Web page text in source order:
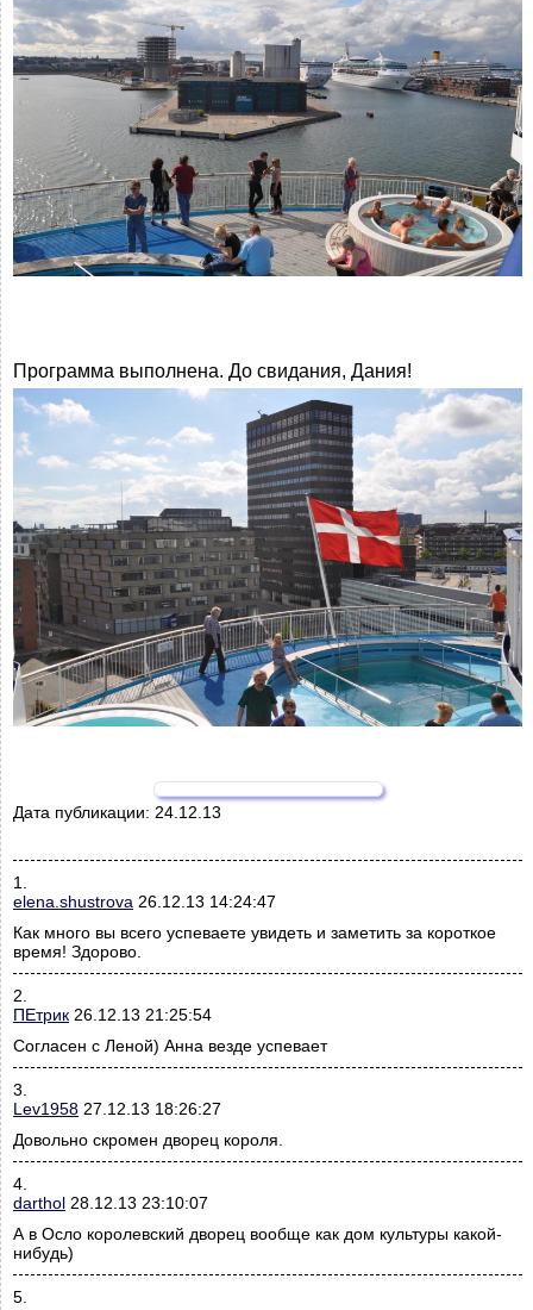
Программа выполнена. До свидания, Дания!
Дата публикации: 24.12.13
1.
elena.shustrova 26.12.13 14:24:47
Как много вы всего успеваете увидеть и заметить за короткое
время! Здорово.
2.
ПЕтрик 26.12.13 21:25:54
Согласен с Леной) Анна везде успевает
3.
Lev1958 27.12.13 18:26:27
Довольно скромен дворец короля.
4.
darthol 28.12.13 23:10:07
А в Осло королевский дворец вообще как дом культуры какой-
нибудь)
5.